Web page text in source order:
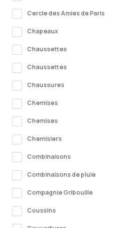
Cercle des Amies de Paris
Chapeaux
Chaussettes
Chaussettes
Chaussures
Chemises
Chemises
Chemisiers
Combinaisons
Combinaisons de pluie
Compagnie Gribouille
Coussins